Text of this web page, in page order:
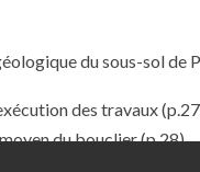
du sous-sol de
des travaux
du bouclier(p.28)